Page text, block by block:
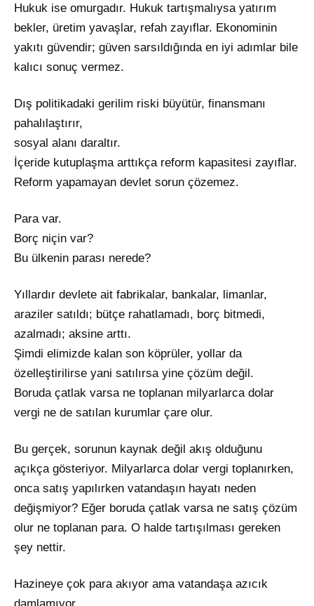
Hukuk ise omurgadır. Hukuk tartışmalıysa yatırım
bekler, üretim yavaşlar, refah zayıflar. Ekonominin
yakıtı güvendir; güven sarsıldığında en iyi adımlar bile
kalıcı sonuç vermez.
Dış politikadaki gerilim riski büyütür, finansmanı
pahalılaştırır,
sosyal alanı daraltır.
İçeride kutuplaşma arttıkça reform kapasitesi zayıflar.
Reform yapamayan devlet sorun çözemez.
Para var.
Borç niçin var?
Bu ülkenin parası nerede?
Yıllardır devlete ait fabrikalar, bankalar, limanlar,
araziler satıldı; bütçe rahatlamadı, borç bitmedi,
azalmadı; aksine arttı.
Şimdi elimizde kalan son köprüler, yollar da
özelleştirilirse yani satılırsa yine çözüm değil.
Boruda çatlak varsa ne toplanan milyarlarca dolar
vergi ne de satılan kurumlar çare olur.
Bu gerçek, sorunun kaynak değil akış olduğunu
açıkça gösteriyor. Milyarlarca dolar vergi toplanırken,
onca satış yapılırken vatandaşın hayatı neden
değişmiyor? Eğer boruda çatlak varsa ne satış çözüm
olur ne toplanan para. O halde tartışılması gereken
şey nettir.
Hazineye çok para akıyor ama vatandaşa azıcık
damlamıyor…